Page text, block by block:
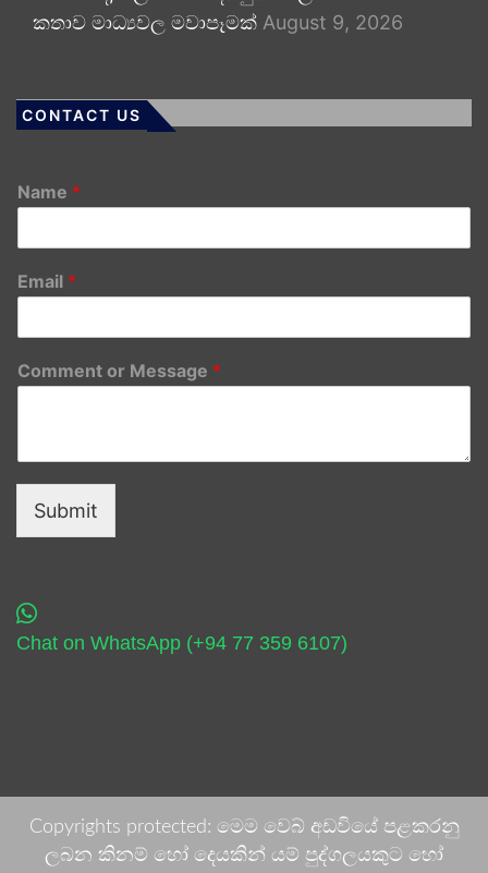
කතාව මාධ්‍යවල මවාපෑමක් August 9, 2026
CONTACT US
Name *
Email *
Comment or Message *
Submit
Chat on WhatsApp (+94 77 359 6107)
Copyrights protected: මෙම වෙබ් අඩවියේ පළකරනු
ලබන කිනම් හෝ දෙයකින් යම් පුද්ගලයකුට හෝ